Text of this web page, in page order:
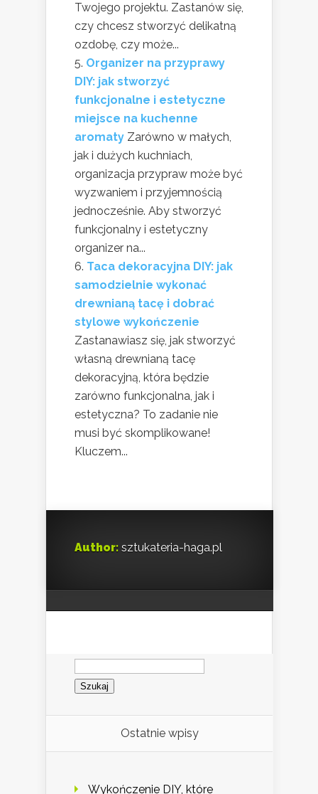
Twojego projektu. Zastanów się,
czy chcesz stworzyć delikatną
ozdobę, czy może...
Organizer na przyprawy
DIY: jak stworzyć
funkcjonalne i estetyczne
miejsce na kuchenne
aromaty Zarówno w małych,
jak i dużych kuchniach,
organizacja przypraw może być
wyzwaniem i przyjemnością
jednocześnie. Aby stworzyć
funkcjonalny i estetyczny
organizer na...
Taca dekoracyjna DIY: jak
samodzielnie wykonać
drewnianą tacę i dobrać
stylowe wykończenie
Zastanawiasz się, jak stworzyć
własną drewnianą tacę
dekoracyjną, która będzie
zarówno funkcjonalna, jak i
estetyczna? To zadanie nie
musi być skomplikowane!
Kluczem...
Author: sztukateria-haga.pl
Szukaj:
Ostatnie wpisy
Wykończenie DIY, które